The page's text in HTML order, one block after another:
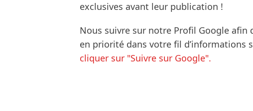
exclusives avant leur publication !
Nous suivre sur notre Profil Google afin
en priorité dans votre fil d’informations
cliquer sur "Suivre sur Google".